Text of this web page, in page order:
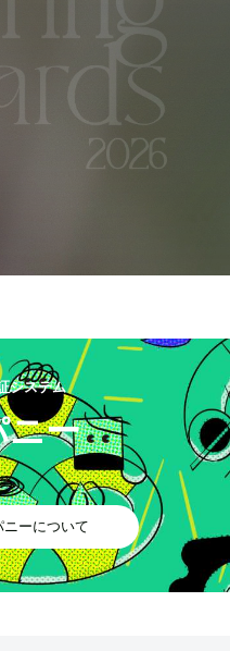
システム
ニー
ーについて